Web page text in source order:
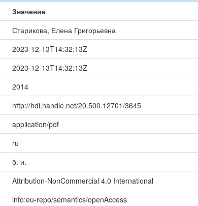
Значение
Старикова, Елена Григорьевна
2023-12-13T14:32:13Z
2023-12-13T14:32:13Z
2014
http://hdl.handle.net/20.500.12701/3645
application/pdf
ru
б. и.
Attribution-NonCommercial 4.0 International
info:eu-repo/semantics/openAccess